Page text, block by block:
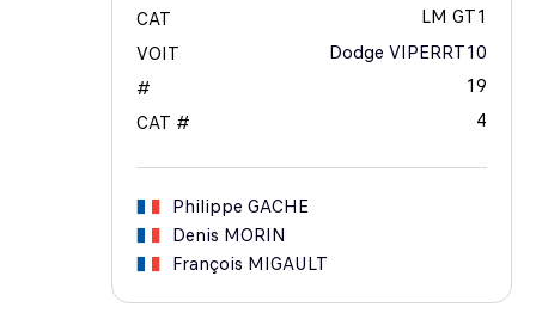
CAT
LM GT1
VOIT
Dodge VIPERRT10
#
19
CAT #
4
Philippe GACHE
Denis MORIN
François MIGAULT